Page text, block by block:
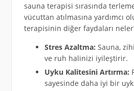
sauna terapisi sırasında
vücuttan atılmasına yardımcı
terapisinin diğer faydaları
Stres Azaltma: Sauna,
ve ruh halinizi iyileştirir.
Uyku Kalitesini Artırma:
sayesinde daha iyi bir